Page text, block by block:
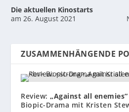
Die aktuellen Kinostarts
am 26. August 2021
ZUSAMMENHÄNGENDE
Review:„Against all enemies“
Biopic-Drama mit Kristen